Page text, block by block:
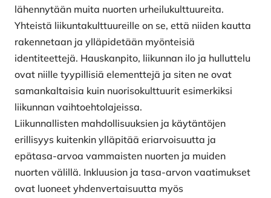
lähennytään muita nuorten urheilukulttuureita.
Yhteistä liikuntakulttuureille on se, että niiden kautta
rakennetaan ja ylläpidetään myönteisiä
identiteettejä. Hauskanpito, liikunnan ilo ja hulluttelu
ovat niille tyypillisiä elementtejä ja siten ne ovat
samankaltaisia kuin nuorisokulttuurit esimerkiksi
liikunnan vaihtoehtolajeissa.
Liikunnallisten mahdollisuuksien ja käytäntöjen
erillisyys kuitenkin ylläpitää eriarvoisuutta ja
epätasa-arvoa vammaisten nuorten ja muiden
nuorten välillä. Inkluusion ja tasa-arvon vaatimukset
ovat luoneet yhdenvertaisuutta myös